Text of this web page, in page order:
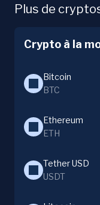
Plus de
Crypto à la
Bitcoin
BTC
Ethereum
ETH
Tether USD
USDT